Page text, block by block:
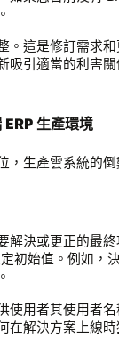
。這是修訂需求
吸引適當的利害關
生產環境
，生產雲系統的
解決或更正的最
初始值。例如，
使用者其使用者
在解決方案上線時